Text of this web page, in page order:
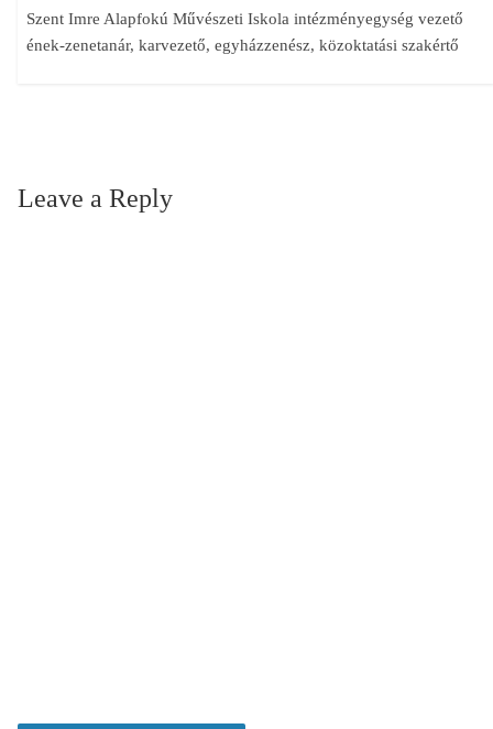
Szent Imre Alapfokú Művészeti Iskola intézményegység vezető
ének-zenetanár, karvezető, egyházzenész, közoktatási szakértő
Leave a Reply